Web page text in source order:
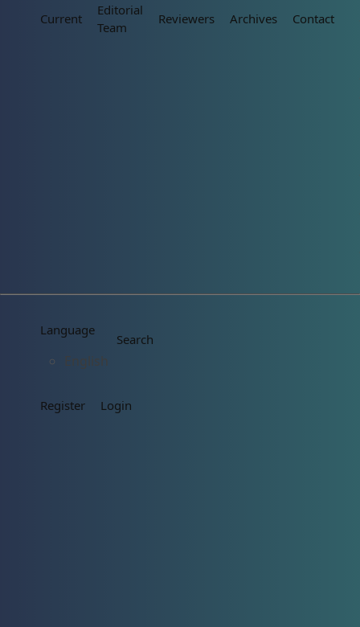
Current
Editorial
Team
Reviewers Archives Contact
Language
English
Search
Register Login